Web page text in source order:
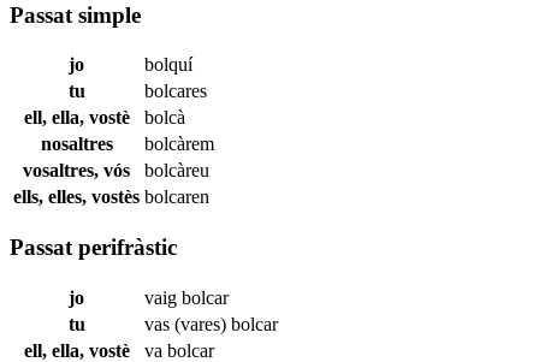
Passat simple
jo
bolquí
tu
bolcares
ell, ella, vostè
bolcà
nosaltres
bolcàrem
vosaltres, vós
bolcàreu
ells, elles, vostès bolcaren
Passat perifràstic
jo vaig bolcar
tu
vas (vares) bolcar
ell, ella, vostè
va bolcar